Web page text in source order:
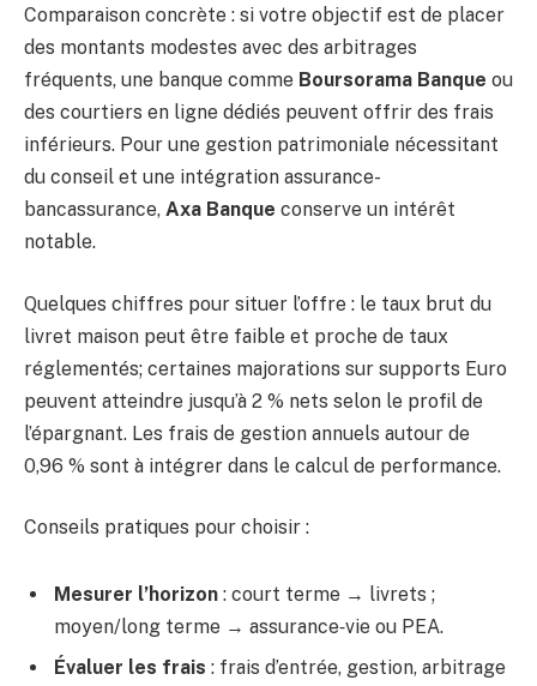
Comparaison concrète : si votre objectif est de placer
des montants modestes avec des arbitrages
fréquents, une banque comme Boursorama Banque ou
des courtiers en ligne dédiés peuvent offrir des frais
inférieurs. Pour une gestion patrimoniale nécessitant
du conseil et une intégration assurance-
bancassurance, Axa Banque conserve un intérêt
notable.
Quelques chiffres pour situer l’offre : le taux brut du
livret maison peut être faible et proche de taux
réglementés; certaines majorations sur supports Euro
peuvent atteindre jusqu’à 2 % nets selon le profil de
l’épargnant. Les frais de gestion annuels autour de
0,96 % sont à intégrer dans le calcul de performance.
Conseils pratiques pour choisir :
Mesurer l’horizon : court terme → livrets ;
moyen/long terme → assurance‑vie ou PEA.
Évaluer les frais : frais d’entrée, gestion, arbitrage